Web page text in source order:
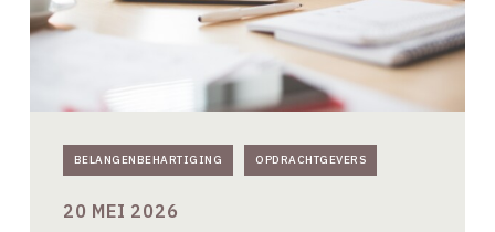
BELANGENBEHARTIGING OPDRACHTGEVERS
20 MEI 2026